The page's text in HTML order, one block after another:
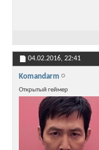
04.02.2016, 22:41
Komandarm
Открытый геймер